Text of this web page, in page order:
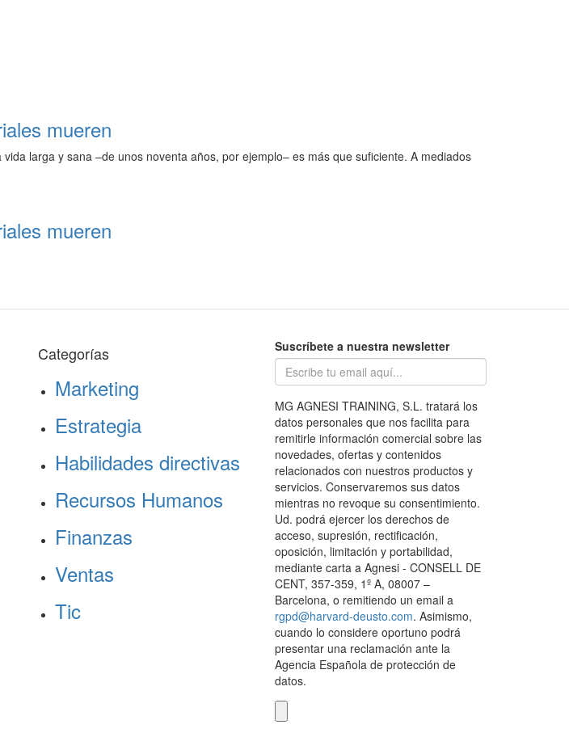
mueren
larga y sana –de unos noventa años, por ejemplo– es más que suficiente. A mediados
mueren
Categorías
Marketing
Estrategia
Habilidades directivas
Recursos Humanos
Finanzas
Ventas
Tic
Suscríbete a nuestra newsletter
MG AGNESI TRAINING, S.L. tratará los
datos personales que nos facilita para
remitirle información comercial sobre las
novedades, ofertas y contenidos
relacionados con nuestros productos y
servicios. Conservaremos sus datos
mientras no revoque su consentimiento.
Ud. podrá ejercer los derechos de
acceso, supresión, rectificación,
oposición, limitación y portabilidad,
mediante carta a Agnesi - CONSELL DE
CENT, 357-359, 1º A, 08007 –
Barcelona, o remitiendo un email a
rgpd@harvard-deusto.com. Asimismo,
cuando lo considere oportuno podrá
presentar una reclamación ante la
Agencia Española de protección de
datos.